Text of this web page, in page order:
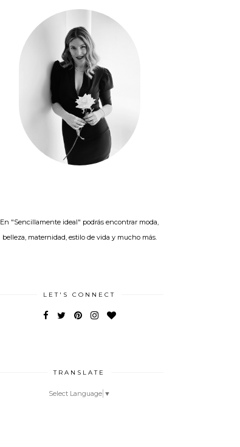
En "Sencillamente ideal" podrás encontrar moda,
belleza, maternidad, estilo de vida y mucho más.
LET'S CONNECT
TRANSLATE
Select Language ▼